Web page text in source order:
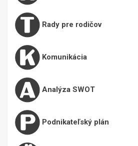
Rady pre rodičov
Komunikácia
Analýza SWOT
Podnikateľský plán